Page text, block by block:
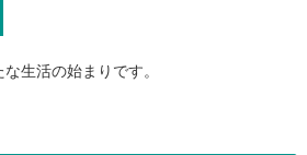
生活の始まりです。